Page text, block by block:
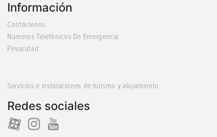
Información
Contáctenos
Números Telefónicos De Emergencia
Privacidad
Servicios e instalaciones de turismo y alojamiento
Redes sociales